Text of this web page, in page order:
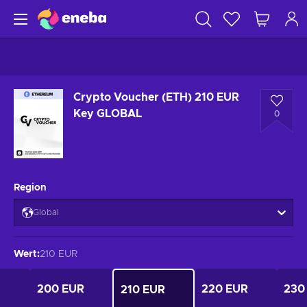
Crypto Voucher (ETH) 210 EUR
Key GLOBAL
0
Region
Global
Wert:210 EUR
200 EUR 210 EUR 220 EUR 230